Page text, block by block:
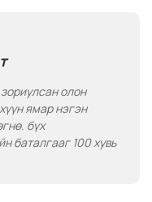
олон
ямар нэгэн
бүх
баталгааг 100 хувь